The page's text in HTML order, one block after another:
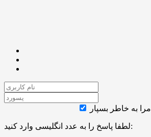
مرا به خاطر بسپار
لطفا پاسخ را به عدد انگلیسی وارد کنید: